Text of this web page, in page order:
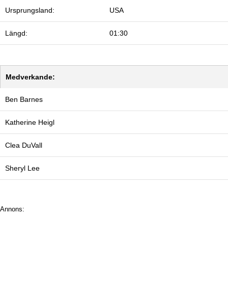
Ursprungsland: USA
Längd: 01:30
Medverkande:
Ben Barnes
Katherine Heigl
Clea DuVall
Sheryl Lee
Annons: